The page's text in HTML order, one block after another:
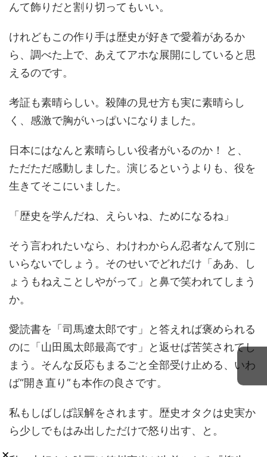
んて飾りだと割り切ってもいい。
けれどもこの作り手は歴史が好きで愛着があるか
ら、調べた上で、あえてアホな展開にしていると思
えるのです。
考証も素晴らしい。殺陣の見せ方も実に素晴らし
く、感激で胸がいっぱいになりました。
日本にはなんと素晴らしい役者がいるのか！ と、
ただただ感動しました。演じるというよりも、役を
生きてそこにいました。
「歴史を学んだね、えらいね、ためになるね」
そう言われたいなら、わけわからん忍者なんて別に
いらないでしょう。そのせいでどれだけ「ああ、し
ょうもねえことしやがって」と鼻で笑われてしまう
か。
愛読書を「司馬遼太郎です」と答えれば褒められる
のに「山田風太郎最高です」と返せば苦笑されてし
まう。そんな反応もまるごと全部受け止める、いわ
ば“開き直り”も本作の良さです。
私もしばしば誤解をされます。歴史オタクは史実か
ら少しでもはみ出しただけで怒り出す、と。